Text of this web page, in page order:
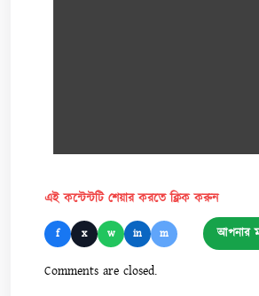
এই কন্টেন্টটি শেয়ার করতে ক্লিক করুন
f x w in m আপনার
Comments are closed.